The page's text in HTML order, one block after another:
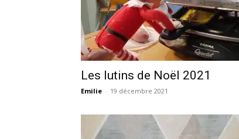
Les lutins de Noël 2021
Emilie - 19 décembre 2021